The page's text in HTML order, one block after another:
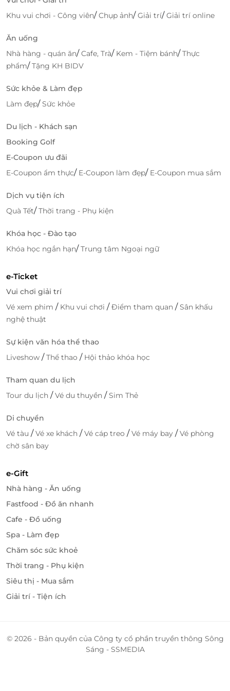
Bạn có thể dễ dàng truy cập vào website hoặc ứng
giá cho Tomato Book Kafe chỉ trong vài bước đơn
giản. Với tính năng thanh toán nhanh chóng, bạn sẽ
tiết kiệm được thời gian và dễ dàng sử dụng
Đội ngũ hỗ trợ của LifeLink luôn sẵn sàng giúp đỡ
bạn trong quá trình tìm kiếm deal, mua voucher và
giải đáp mọi thắc mắc liên quan đến các ưu đãi.
Hãy truy cập
deal hấp dẫn để trải nghiệm không gian tuyệt vời tại
Tomato Book Kafe với mức giá ưu đãi nhất!
Khu vui chơi - Công viên/Chụp ảnh/Giải trí/Giải trí online
Ăn uống
Nhà hàng - quán ăn/Cafe, Trà/ Kem - Tiệm bánh/Thực
phẩm/Tặng KH BIDV
Sức khỏe & Làm đẹp
Làm đẹp/Sức khỏe
Du lịch - Khách sạn
Booking Golf
E-Coupon ưu đãi
E-Coupon ẩm thực/ E-Coupon làm đẹp/ E-Coupon mua sắm
Dịch vụ tiện ích
Quà Tết/Thời trang - Phụ kiện
Khóa học - Đào tạo
Khóa học ngắn hạn/Trung tâm Ngoại ngữ
e-Ticket
Vui chơi giải trí
Vé xem phim / Khu vui chơi /Điểm tham quan /Sân khấu
nghệ thuật
Sự kiện văn hóa thể thao
Liveshow /Thể thao / Hội thảo khóa học
Tham quan du lịch
Tour du lịch /Vé du thuyền /Sim Thẻ
Di chuyển
Vé tàu /Vé xe khách /Vé cáp treo /Vé máy bay /Vé phòng
chờ sân bay
e-Gift
Nhà hàng - Ăn uống
Fastfood - Đồ ăn nhanh
Cafe - Đồ uống
Spa - Làm đẹp
Chăm sóc sức khoẻ
Thời trang - Phụ kiện
Siêu thị - Mua sắm
Giải trí - Tiện ích
© 2026 - Bản quyền của Công ty cổ phần truyền thông Sông
Sáng - SSMEDIA